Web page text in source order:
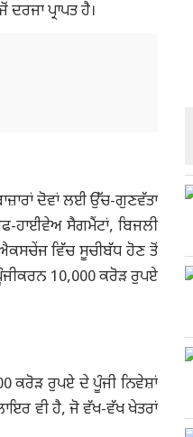
ਪ੍ਰਾਪਤ ਹੈ।
ਦੋਵਾਂ ਲਈ ਉੱਚ-ਗੁਣਵੱਤਾ
ਹਾਈਵੇਅ ਸੈਗਮੈਂਟਾਂ, ਬਿਜਲੀ
ਵਿੱਚ ਸੂਚੀਬੱਧ ਹੋਣ ਤੋਂ
10,000 ਕਰੋੜ ਰੁਪਏ
ਕਰੋੜ ਰੁਪਏ ਦੇ ਪੂੰਜੀ ਨਿਵੇਸ਼ਾਂ
ਵੀ ਹੈ, ਜੋ ਵੱਖ-ਵੱਖ ਖੇਤਰਾਂ